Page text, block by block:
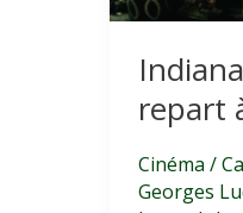
repart
Cinéma /
Georges